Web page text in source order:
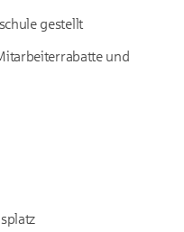
gestellt
und